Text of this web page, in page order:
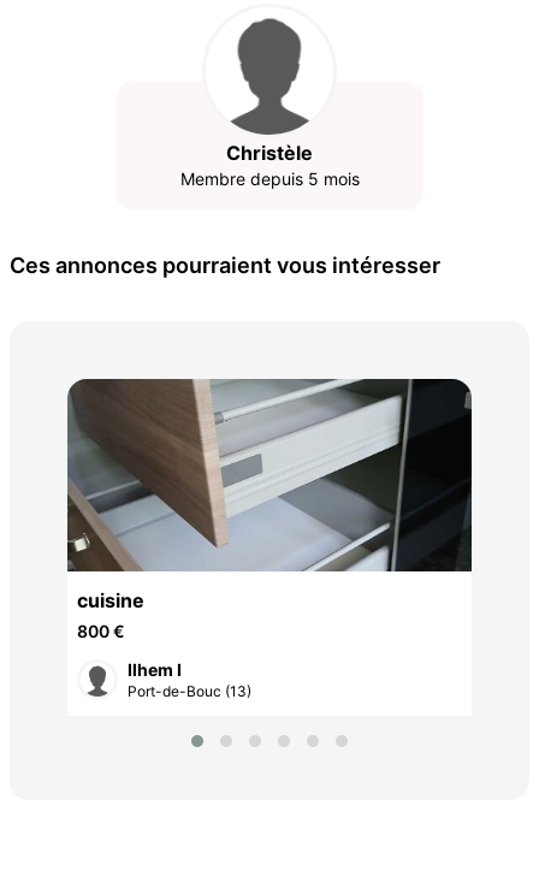
Christèle
Membre depuis 5 mois
Ces annonces pourraient vous intéresser
cuisine
800 €
Ilhem I
Port-de-Bouc (13)